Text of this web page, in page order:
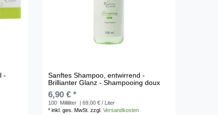
-
Sanftes Shampoo, entwirrend -
Brillianter Glanz - Shampooing doux
6,90 € *
100 Milliliter | 69,00 € / Liter
*inkl. ges. MwSt. zzgl.Versandkosten